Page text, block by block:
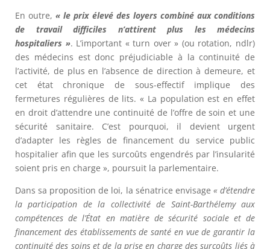
En outre, « le prix élevé des loyers combiné aux conditions
de travail difficiles n’attirent plus les médecins
hospitaliers ». L’important « turn over » (ou rotation, ndlr)
des médecins est donc préjudiciable à la continuité de
l’activité, de plus en l’absence de direction à demeure, et
cet état chronique de sous-effectif implique des
fermetures régulières de lits. « La population est en effet
en droit d’attendre une continuité de l’offre de soin et une
sécurité sanitaire. C’est pourquoi, il devient urgent
d’adapter les règles de financement du service public
hospitalier afin que les surcoûts engendrés par l’insularité
soient pris en charge », poursuit la parlementaire.
Dans sa proposition de loi, la sénatrice envisage « d’étendre
la participation de la collectivité de Saint-Barthélemy aux
compétences de l’État en matière de sécurité sociale et de
financement des établissements de santé en vue de garantir la
continuité des soins et de la prise en charge des surcoûts liés à